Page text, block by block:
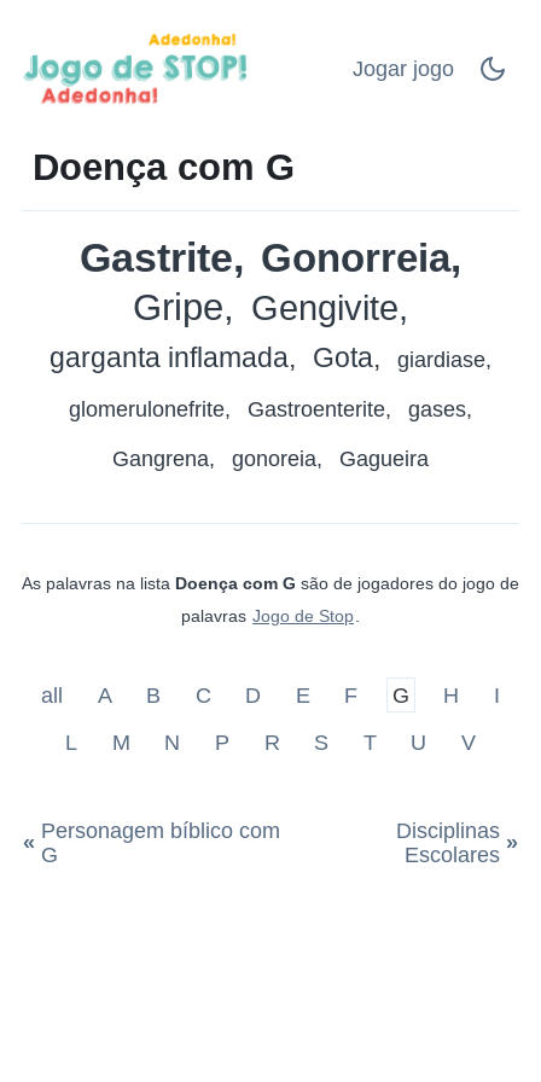
Jogar jogo
Doença com G
Gastrite Gonorreia
Gripe Gengivite
garganta inflamada Gota giardiase
glomerulonefrite Gastroenterite gases
Gangrena gonoreia Gagueira
As palavras na lista Doença com G são de jogadores do jogo de
palavras Jogo de Stop
all A B C D E F G H
I
L
M N P R S T U V
« Personagem bíblico com
G
Disciplinas
Escolares »